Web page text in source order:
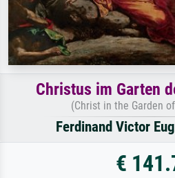
Christus im Garten
(Christ in the Garden
Ferdinand Victor
€